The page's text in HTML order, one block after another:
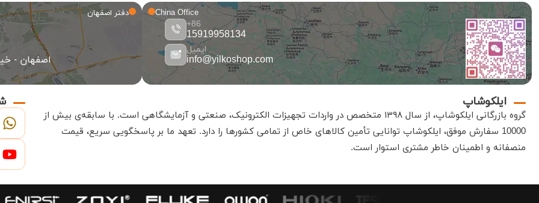
China Office
86+
15919958134
ایمیل
info@yilkoshop.com
دفتر اصفهان
اصفهان -
ایلکوشاپ
گروه بازرگانی ایلکوشاپ، از سال ۱۳۹۸ متخصص در واردات تجهیزات الکترونیک، صنعتی و آزمایشگاهی است . با سابقه‌ی بیش از
10000 سفارش موفق،
ایلکوشاپ توانایی تأمین کالاهای خاص از تمامی کشورها را دارد. تعهد ما بر پاسخگویی سریع، قیمت
منصفانه و اطمینان خاطر مشتری استوار است.